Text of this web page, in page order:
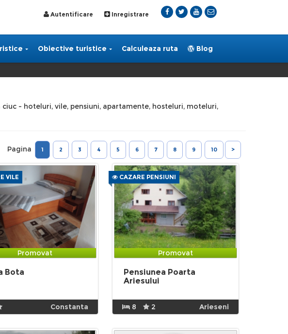
Autentificare Inregistrare
Obiective turistice Calculeaza ruta Blog
- hoteluri, vile, pensiuni, apartamente, hosteluri, moteluri,
Pagina 1 2 3 4 5 6 7 8 9 10 >
VILE
Promovat
Bota
Constanta
CAZARE PENSIUNI
Promovat
Pensiunea Poarta
Ariesului
8 2 Arieseni